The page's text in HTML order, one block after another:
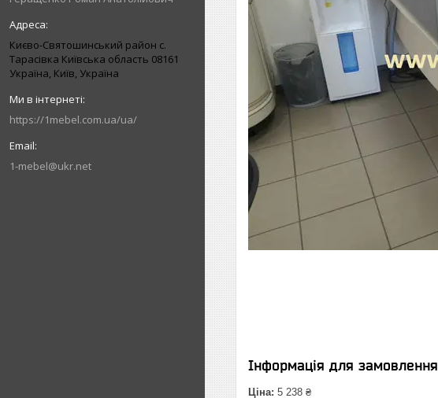
Києво-Святошинський район с.
Тарасівка Київська область 08161
Україна, Київ, Україна
https://1mebel.com.ua/ua/
1-mebel@ukr.net
Інформація для замовлення
Ціна: 5 238 ₴